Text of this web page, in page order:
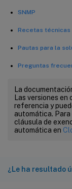
SNMP
Recetas técnicas
Pautas para la
Preguntas
La
Las versiones
referencia y
automática.
cláusula de
automática en
¿Le ha resultado